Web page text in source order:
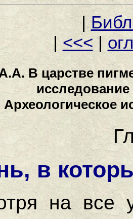
|
| <<< |
В царстве
Археологическое
в
на все